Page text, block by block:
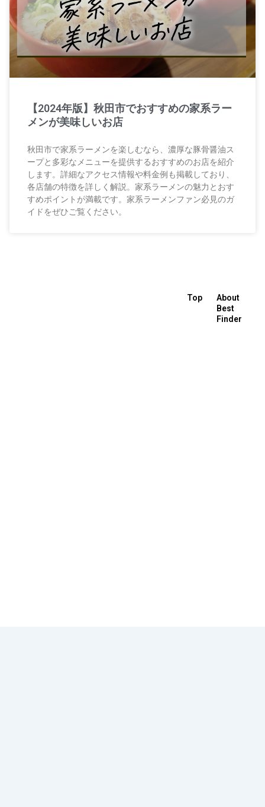
【2024年版】秋田市でおすすめの家系ラー
メンが美味しいお店
秋田市で家系ラーメンを楽しむなら、濃厚な豚骨醤油ス
ープと多彩なメニューを提供するおすすめのお店を紹介
します。詳細なアクセス情報や料金例も掲載しており、
各店舗の特徴を詳しく解説。家系ラーメンの魅力とおす
すめポイントが満載です。家系ラーメンファン必見のガ
イドをぜひご覧ください。
Top
About
Best
Finder